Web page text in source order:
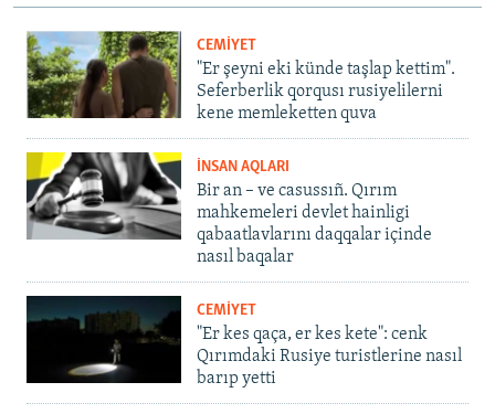
CEMİYET
"Er şeyni eki künde taşlap kettim".
Seferberlik qorqusı rusiyelilerni
kene memleketten quva
İNSAN AQLARI
Bir an – ve casussıñ. Qırım
mahkemeleri devlet hainligi
qabaatlavlarını daqqalar içinde
nasıl baqalar
CEMİYET
"Er kes qaça, er kes kete": cenk
Qırımdaki Rusiye turistlerine nasıl
barıp yetti